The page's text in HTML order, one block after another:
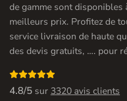
de gamme sont disponibles
meilleurs prix. Profitez de
service livraison de haute
des devis gratuits, …. pour

4.8/5 sur 3320 avis clients